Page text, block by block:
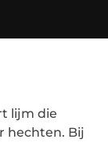
lijm die
hechten. Bij